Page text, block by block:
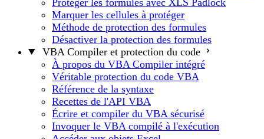
Marquer les cellules à protéger
Méthode de protection des formules
Désactiver la protection des formules
VBA Compiler et protection du code
À propos du VBA Compiler intégré
Véritable protection du code VBA
Référence de la syntaxe
Recettes de l'API VBA
Écrire et compiler du VBA sécurisé
Invoquer le VBA compilé à l'exécution